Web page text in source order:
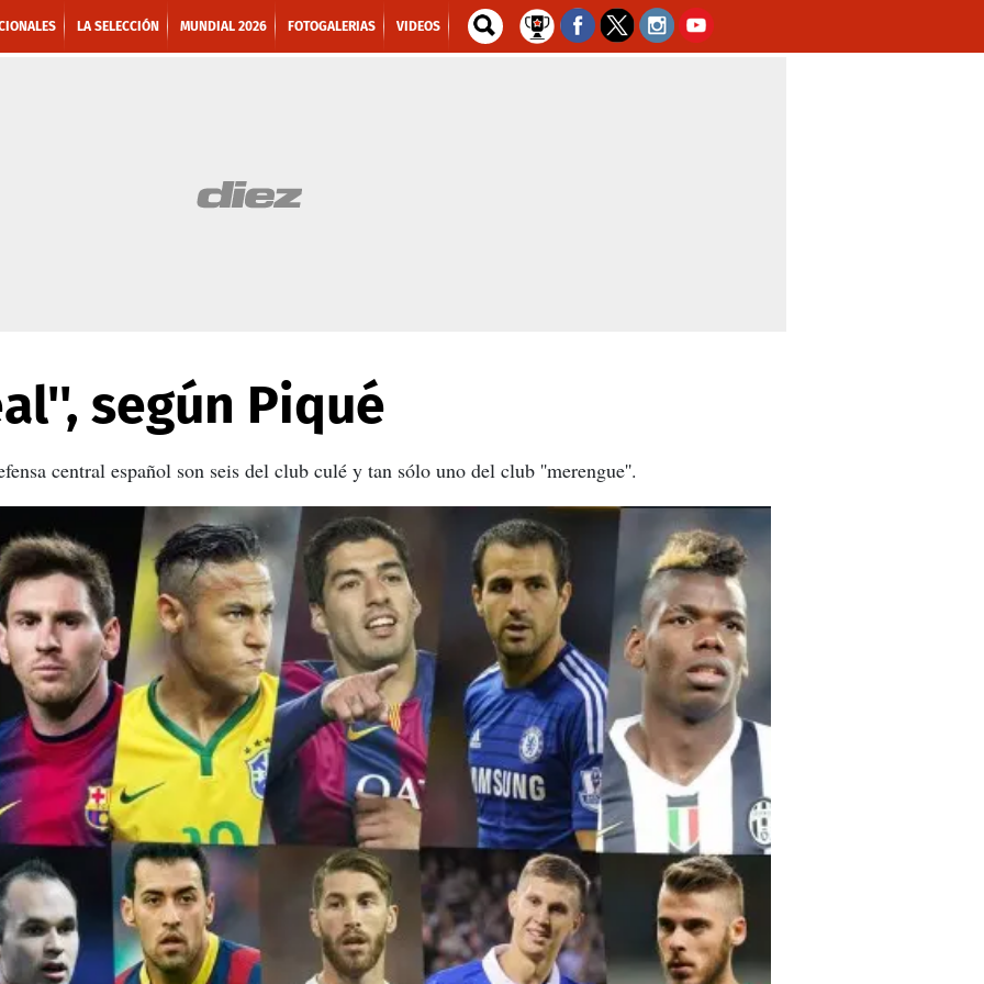
LA SELECCIÓN MUNDIAL 2026 FOTOGALERIAS VIDEOS
según Piqué
central español son seis del club culé y tan sólo uno del club ''merengue''.